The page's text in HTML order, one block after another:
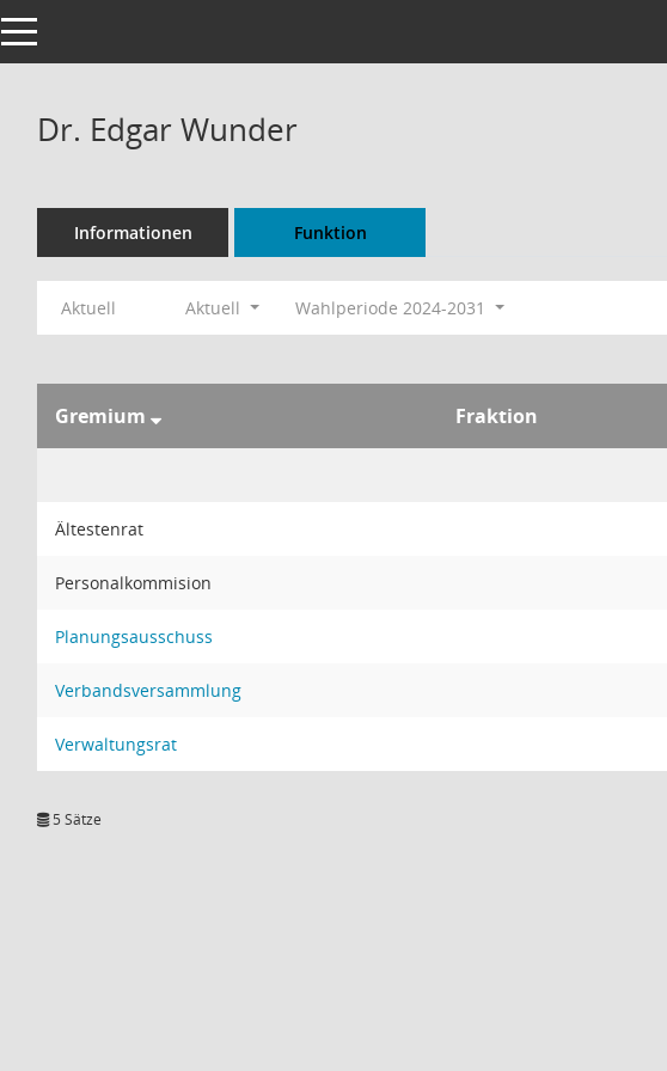
Toggle navigation
Dr. Edgar Wunder
Informationen Funktion
Aktuell Aktuell Wahlperiode 2024-2031
Gremium Fraktion
Ältestenrat
Personalkommision
Planungsausschuss
Verbandsversammlung
Verwaltungsrat
5 Sätze